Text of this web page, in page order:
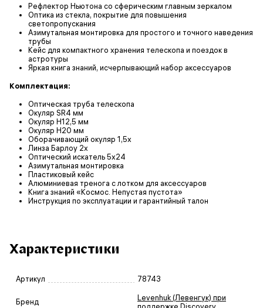
Рефлектор Ньютона со сферическим главным зеркалом
Оптика из стекла, покрытие для повышения
светопропускания
Азимутальная монтировка для простого и точного наведения
трубы
Кейс для компактного хранения телескопа и поездок в
астротуры
Яркая книга знаний, исчерпывающий набор аксессуаров
Комплектация:
Оптическая труба телескопа
Окуляр SR4 мм
Окуляр H12,5 мм
Окуляр H20 мм
Оборачивающий окуляр 1,5х
Линза Барлоу 2х
Оптический искатель 5х24
Азимутальная монтировка
Пластиковый кейс
Алюминиевая тренога с лотком для аксессуаров
Книга знаний «Космос. Непустая пустота»
Инструкция по эксплуатации и гарантийный талон
Характеристики
Артикул 78743
Бренд
Levenhuk (Левенгук) при